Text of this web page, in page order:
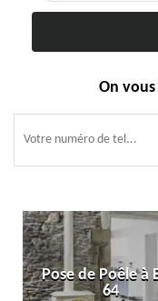
On
Pose de Poêle à
64